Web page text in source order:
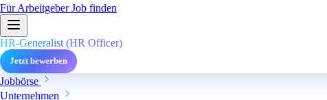
Für ArbeitgeberJob finden
HR-Generalist (HR Officer)
Jetzt bewerben
Jobbörse
Unternehmen